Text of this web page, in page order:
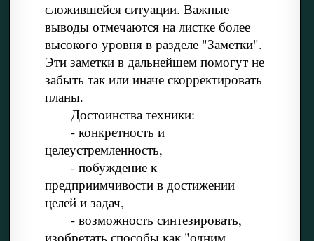
сложившейся ситуации. Важные
выводы отмечаются на листке более
высокого уровня в разделе "Заметки".
Эти заметки в дальнейшем помогут не
забыть так или иначе скорректировать
планы.
Достоинства техники:
- конкретность и
целеустремленность,
- побуждение к
предприимчивости в достижении
целей и задач,
- возможность синтезировать,
изобретать способы как "одним